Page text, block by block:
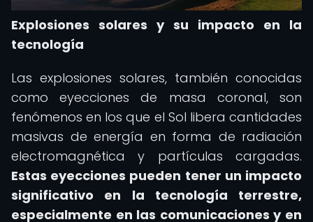
Explosiones solares y su impacto en la
tecnología
Las explosiones solares, también conocidas
como eyecciones de masa coronal, son
fenómenos en los que el Sol libera cantidades
masivas de energía en forma de radiación
electromagnética y partículas cargadas.
Estas eyecciones pueden tener un impacto
significativo en la tecnología terrestre,
especialmente en las comunicaciones y en